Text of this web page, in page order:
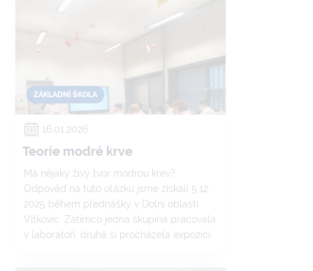
ZÁKLADNÍ ŠKOLA
16.01.2026
Teorie modré krve
Má nějaký živý tvor modrou krev?
Odpověď na tuto otázku jsme získali 5.12.
2025 během přednášky v Dolní oblasti
Vítkovic. Zatímco jedna skupina pracovala
v laboratoři, druhá si procházela expozici.